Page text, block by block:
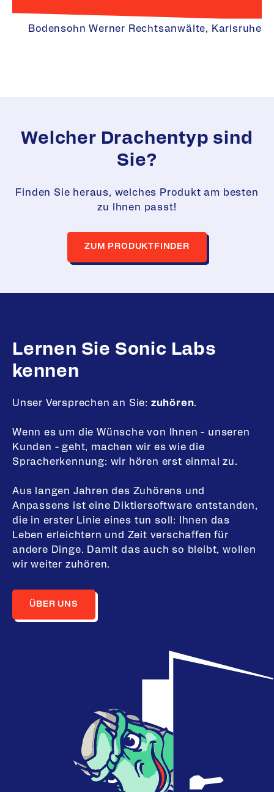
Bodensohn Werner Rechtsanwälte, Karlsruhe
Welcher Drachentyp sind
Sie?
Finden Sie heraus, welches Produkt am besten
zu Ihnen passt!
ZUM PRODUKTFINDER
Lernen Sie Sonic Labs
kennen
Unser Versprechen an Sie: zuhören.
Wenn es um die Wünsche von Ihnen - unseren
Kunden - geht, machen wir es wie die
Spracherkennung: wir hören erst einmal zu.
Aus langen Jahren des Zuhörens und
Anpassens ist eine Diktiersoftware entstanden,
die in erster Linie eines tun soll: Ihnen das
Leben erleichtern und Zeit verschaffen für
andere Dinge. Damit das auch so bleibt, wollen
wir weiter zuhören.
ÜBER UNS